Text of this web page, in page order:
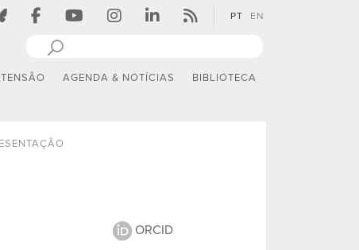
PT EN
AGENDA & NOTÍCIAS BIBLIOTECA
ORCID